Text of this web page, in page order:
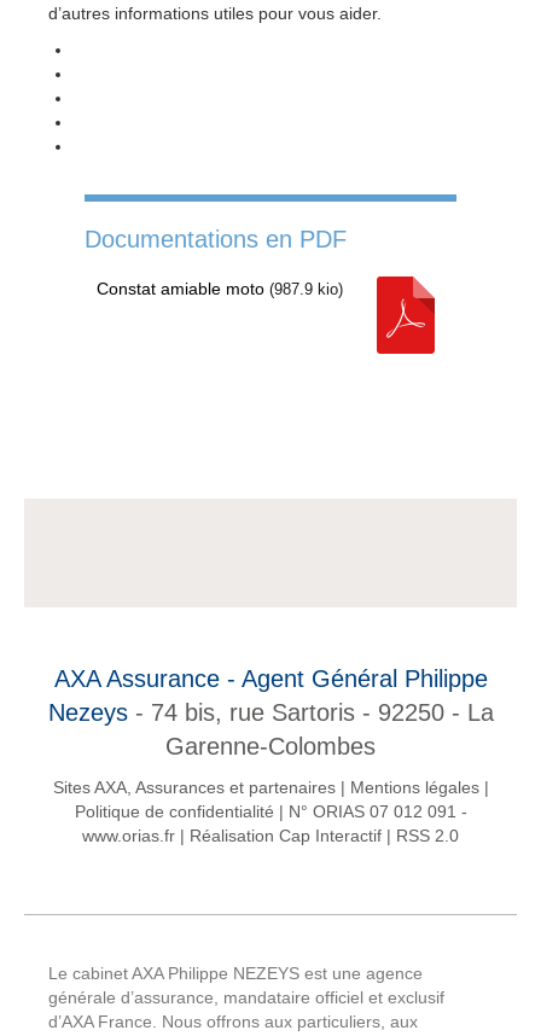
d’autres informations utiles pour vous aider.
Documentations en PDF
Constat amiable moto (987.9 kio)
AXA Assurance - Agent Général Philippe
Nezeys- 74 bis, rue Sartoris - 92250 - La
Garenne-Colombes
Sites AXA, Assurances et partenaires| Mentions légales|
Politique de confidentialité | N° ORIAS 07 012 091 -
www.orias.fr | Réalisation Cap Interactif | RSS 2.0
Le cabinet AXA Philippe NEZEYS est une agence
générale d’assurance, mandataire officiel et exclusif
d’AXA France. Nous offrons aux particuliers, aux